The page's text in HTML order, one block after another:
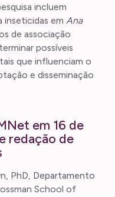
incluem
inseticidas em Ana
de associação
possíveis
que influenciam o
e disseminação
em 16 de
redação de
PhD, Departamento
School of